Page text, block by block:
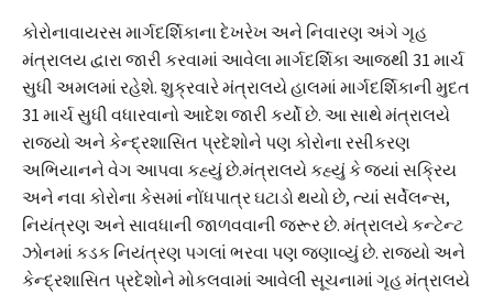
કોરોનાવાયરસ માર્ગદર્શિકાના દેખરેખ અને નિવારણ અંગે ગૃહ
મંત્રાલય દ્વારા જારી કરવામાં આવેલા માર્ગદર્શિકા આજથી 31 માર્ચ
સુધી અમલમાં રહેશે. શુક્રવારે મંત્રાલયે હાલમાં માર્ગદર્શિકાની મુદત
31 માર્ચ સુધી વધારવાનો આદેશ જારી કર્યો છે. આ સાથે મંત્રાલયે
રાજ્યો અને કેન્દ્રશાસિત પ્રદેશોને પણ કોરોના રસીકરણ
અભિયાનને વેગ આપવા કહ્યું છે.મંત્રાલયે કહ્યું કે જ્યાં સક્રિય
અને નવા કોરોના કેસમાં નોંધપાત્ર ઘટાડો થયો છે, ત્યાં સર્વેલન્સ,
નિયંત્રણ અને સાવધાની જાળવવાની જરૂર છે. મંત્રાલયે કન્ટેન્ટ
ઝોનમાં કડક નિયંત્રણ પગલાં ભરવા પણ જણાવ્યું છે. રાજ્યો અને
કેન્દ્રશાસિત પ્રદેશોને મોકલવામાં આવેલી સૂચનામાં ગૃહ મંત્રાલયે